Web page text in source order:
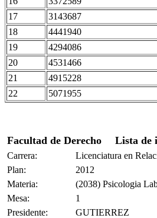
17 3143687
18 4441940
19 4294086
20 4531466
21 4915228
22 5071955
Facultad de Derecho Lista de
Carrera:
Licenciatura en
Plan:
2012
Materia:
(2038) Psicologia
Mesa:
1
Presidente:
GUTIERREZ